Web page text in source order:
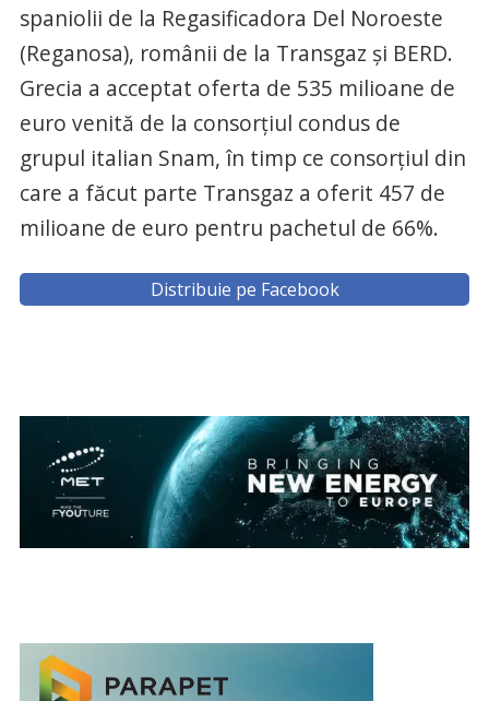
spaniolii de la Regasificadora Del Noroeste
(Reganosa), românii de la Transgaz şi BERD.
Grecia a acceptat oferta de 535 milioane de
euro venită de la consorţiul condus de
grupul italian Snam, în timp ce consorţiul din
care a făcut parte Transgaz a oferit 457 de
milioane de euro pentru pachetul de 66%.
Distribuie pe Facebook